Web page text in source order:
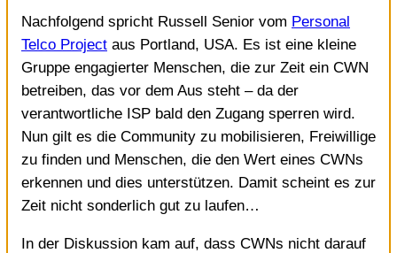
Nachfolgend spricht Russell Senior vom Personal
Telco Project aus Portland, USA. Es ist eine kleine
Gruppe engagierter Menschen, die zur Zeit ein CWN
betreiben, das vor dem Aus steht – da der
verantwortliche ISP bald den Zugang sperren wird.
Nun gilt es die Community zu mobilisieren, Freiwillige
zu finden und Menschen, die den Wert eines CWNs
erkennen und dies unterstützen. Damit scheint es zur
Zeit nicht sonderlich gut zu laufen…
In der Diskussion kam auf, dass CWNs nicht darauf